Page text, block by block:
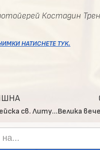
Костадин
НАТИСНЕТЕ ТУК.
Архиерейска св. Литургия в храм „Св. Николай Софийски“